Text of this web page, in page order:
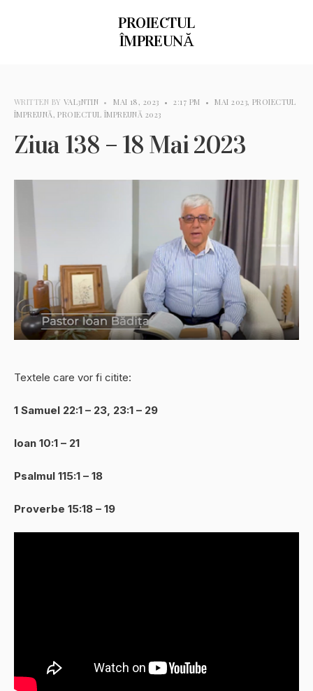
PROIECTUL
ÎMPREUNĂ
WRITTEN BY VAL3NTIN • MAI 18, 2023 • 2:17 PM • MAI 2023, PROIECTUL
ÎMPREUNĂ,PROIECTUL ÎMPREUNĂ 2023
Ziua 138 – 18 Mai 2023
Textele care vor fi citite:
1 Samuel 22:1 – 23, 23:1 – 29
Ioan 10:1 – 21
Psalmul 115:1 – 18
Proverbe 15:18 – 19